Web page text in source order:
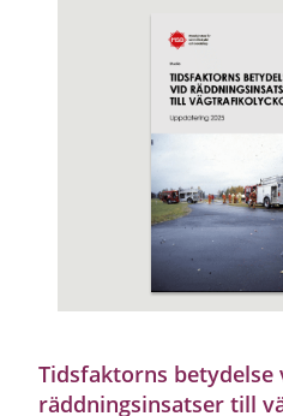
Tidsfaktorns betydelse
räddningsinsatser till